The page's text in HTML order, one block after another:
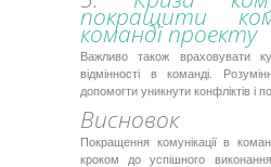
покращити
команді проекту
Важливо також враховувати
відмінності в команді.
допомогти уникнути конфліктів і
Висновок
Покращення комунікації в
кроком до успішного виконання